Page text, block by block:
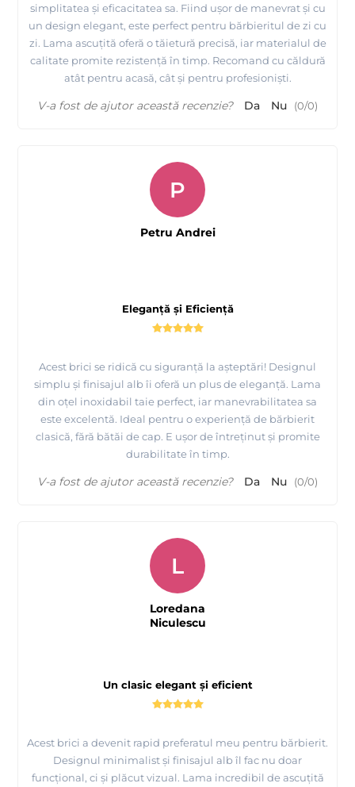
simplitatea și eficacitatea sa. Fiind ușor de manevrat și cu
un design elegant, este perfect pentru bărbieritul de zi cu
zi. Lama ascuțită oferă o tăietură precisă, iar materialul de
calitate promite rezistență în timp. Recomand cu căldură
atât pentru acasă, cât și pentru profesioniști.
V-a fost de ajutor această recenzie? Da Nu (0/0)
Eleganță și Eficiență
Acest brici se ridică cu siguranță la așteptări! Designul
simplu și finisajul alb îi oferă un plus de eleganță. Lama
din oțel inoxidabil taie perfect, iar manevrabilitatea sa
este excelentă. Ideal pentru o experiență de bărbierit
clasică, fără bătăi de cap. E ușor de întreținut și promite
durabilitate în timp.
P
Petru Andrei
V-a fost de ajutor această recenzie? Da Nu (0/0)
Un clasic elegant și eficient
Acest brici a devenit rapid preferatul meu pentru bărbierit.
Designul minimalist și finisajul alb îl fac nu doar
funcțional, ci și plăcut vizual. Lama incredibil de ascuțită
L
Loredana
Niculescu